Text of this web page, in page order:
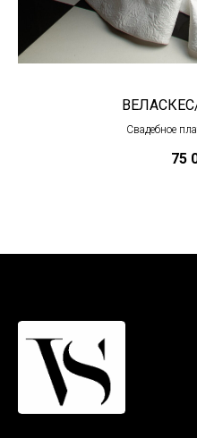
ВЕЛАСКЕС/
Свадебное
75